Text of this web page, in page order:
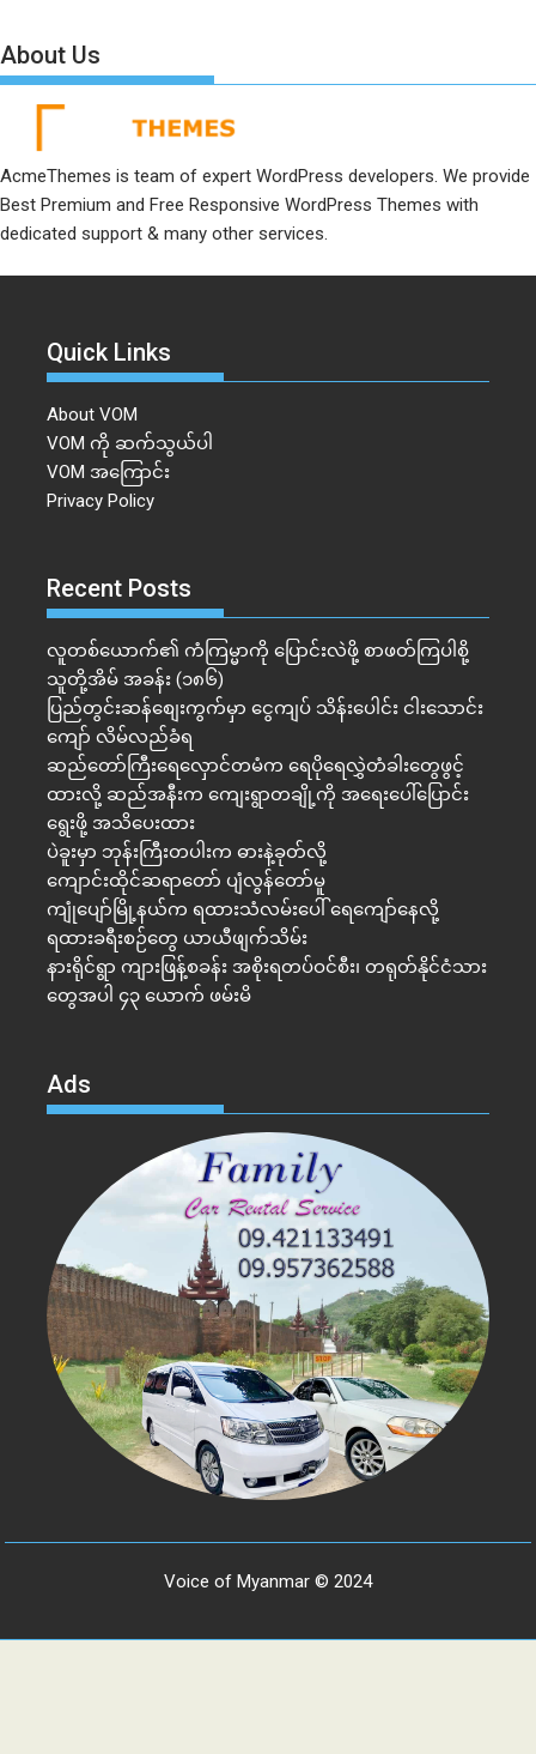
About Us
AcmeThemes is team of expert WordPress developers. We provide
Best Premium and Free Responsive WordPress Themes with
dedicated support & many other services.
Quick Links
About VOM
VOM ကို ဆက်သွယ်ပါ
VOM အကြောင်း
Privacy Policy
Recent Posts
လူတစ်ယောက်၏ ကံကြမ္မာကို ပြောင်းလဲဖို့ စာဖတ်ကြပါစို့
သူတို့အိမ် အခန်း (၁၈၆)
ပြည်တွင်းဆန်စျေးကွက်မှာ ငွေကျပ် သိန်းပေါင်း ငါး​သောင်း
ကျော် လိမ်လည်ခံရ
ဆည်တော်ကြီးရေလှောင်တမံက ရေပိုရေလွှဲတံခါးတွေဖွင့်
ထားလို့ ဆည်အနီးက ကျေးရွာတချို့ကို အရေးပေါ်ပြောင်း
ရွေးဖို့ အသိပေးထား
ပဲခူးမှာ ဘုန်းကြီးတပါးက ဓားနဲ့ခုတ်လို့
ကျောင်းထိုင်ဆရာတော် ပျံလွန်တော်မူ
ကျုံပျော်မြို့နယ်က ရထားသံလမ်းပေါ် ရေကျော်နေလို့
ရထားခရီးစဉ်တွေ ယာယီဖျက်သိမ်း
နားရိုင်ရွာ ကျားဖြန့်စခန်း အစိုးရတပ်ဝင်စီး၊ တရုတ်နိုင်ငံသား
တွေအပါ ၄၃ ယောက် ဖမ်းမိ
Ads
Voice of Myanmar © 2024